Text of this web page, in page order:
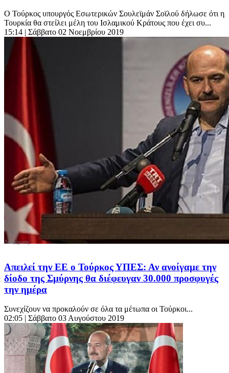
Ο Τούρκος υπουργός Εσωτερικών Σουλεϊμάν Σοϊλού δήλωσε ότι η
Τουρκία θα στείλει μέλη του Ισλαμικού Κράτους που έχει συ...
15:14 | Σάββατο 02 Νοεμβρίου 2019
Απειλεί την ΕΕ ο Τούρκος ΥΠΕΣ: Αν ανοίγαμε την
δίοδο της Σμύρνης θα διέφευγαν 30.000 προσφυγές
την ημέρα
Συνεχίζουν να προκαλούν σε όλα τα μέτωπα οι Τούρκοι...
02:05 | Σάββατο 03 Αυγούστου 2019